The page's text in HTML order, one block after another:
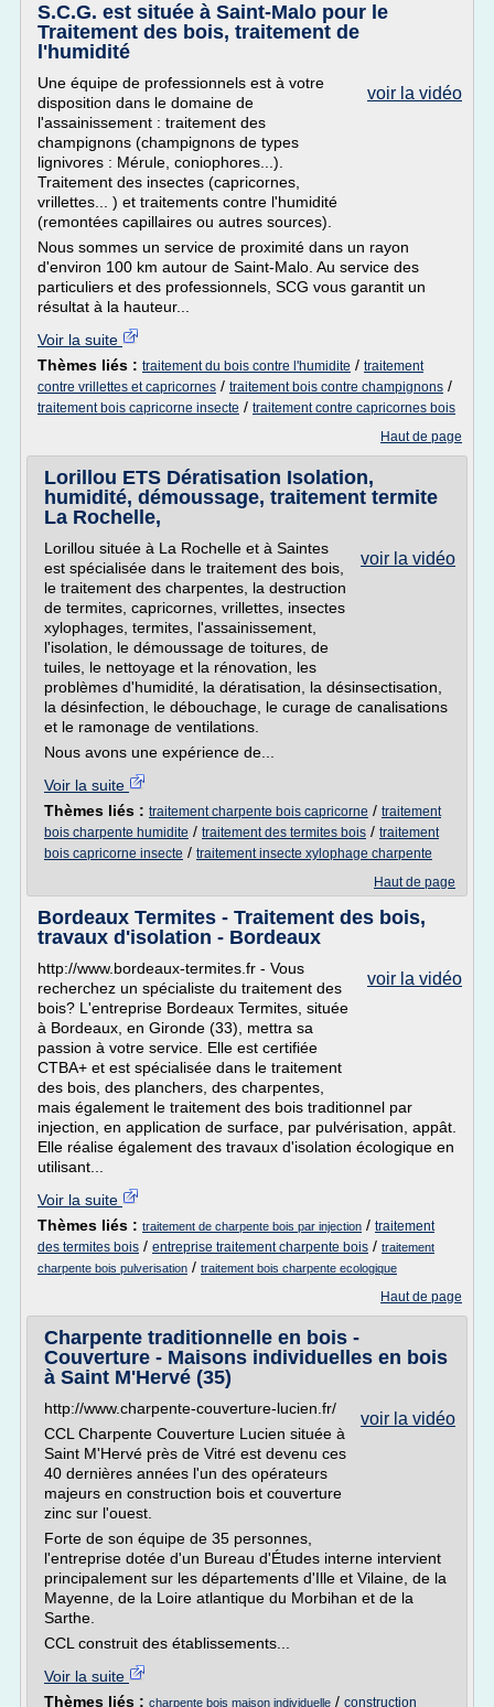
S.C.G. est située à Saint-Malo pour le
Traitement des bois, traitement de
l'humidité
voir la vidéo
Une équipe de professionnels est à votre
disposition dans le domaine de
l'assainissement : traitement des
champignons (champignons de types
lignivores : Mérule, coniophores...).
Traitement des insectes (capricornes,
vrillettes... ) et traitements contre l'humidité
(remontées capillaires ou autres sources).
Nous sommes un service de proximité dans un rayon
d'environ 100 km autour de Saint-Malo. Au service des
particuliers et des professionnels, SCG vous garantit un
résultat à la hauteur...
Voir la suite
Thèmes liés : traitement du bois contre l'humidite / traitement
contre vrillettes et capricornes / traitement bois contre champignons /
traitement bois capricorne insecte / traitement contre capricornes bois
Haut de page
Lorillou ETS Dératisation Isolation,
humidité, démoussage, traitement termite
La Rochelle,
voir la vidéo
Lorillou située à La Rochelle et à Saintes
est spécialisée dans le traitement des bois,
le traitement des charpentes, la destruction
de termites, capricornes, vrillettes, insectes
xylophages, termites, l'assainissement,
l'isolation, le démoussage de toitures, de
tuiles, le nettoyage et la rénovation, les
problèmes d'humidité, la dératisation, la désinsectisation,
la désinfection, le débouchage, le curage de canalisations
et le ramonage de ventilations.
Nous avons une expérience de...
Voir la suite
Thèmes liés : traitement charpente bois capricorne / traitement
bois charpente humidite / traitement des termites bois / traitement
bois capricorne insecte / traitement insecte xylophage charpente
Haut de page
Bordeaux Termites - Traitement des bois,
travaux d'isolation - Bordeaux
voir la vidéo
http://www.bordeaux-termites.fr - Vous
recherchez un spécialiste du traitement des
bois? L'entreprise Bordeaux Termites, située
à Bordeaux, en Gironde (33), mettra sa
passion à votre service. Elle est certifiée
CTBA+ et est spécialisée dans le traitement
des bois, des planchers, des charpentes,
mais également le traitement des bois traditionnel par
injection, en application de surface, par pulvérisation, appât.
Elle réalise également des travaux d'isolation écologique en
utilisant...
Voir la suite
Thèmes liés : traitement de charpente bois par injection / traitement
des termites bois / entreprise traitement charpente bois / traitement
charpente bois pulverisation / traitement bois charpente ecologique
Haut de page
Charpente traditionnelle en bois -
Couverture - Maisons individuelles en bois
à Saint M'Hervé (35)
voir la vidéo
http://www.charpente-couverture-lucien.fr/
CCL Charpente Couverture Lucien située à
Saint M'Hervé près de Vitré est devenu ces
40 dernières années l'un des opérateurs
majeurs en construction bois et couverture
zinc sur l'ouest.
Forte de son équipe de 35 personnes,
l'entreprise dotée d'un Bureau d'Études interne intervient
principalement sur les départements d'Ille et Vilaine, de la
Mayenne, de la Loire atlantique du Morbihan et de la
Sarthe.
CCL construit des établissements...
Voir la suite
Thèmes liés : charpente bois maison individuelle / construction